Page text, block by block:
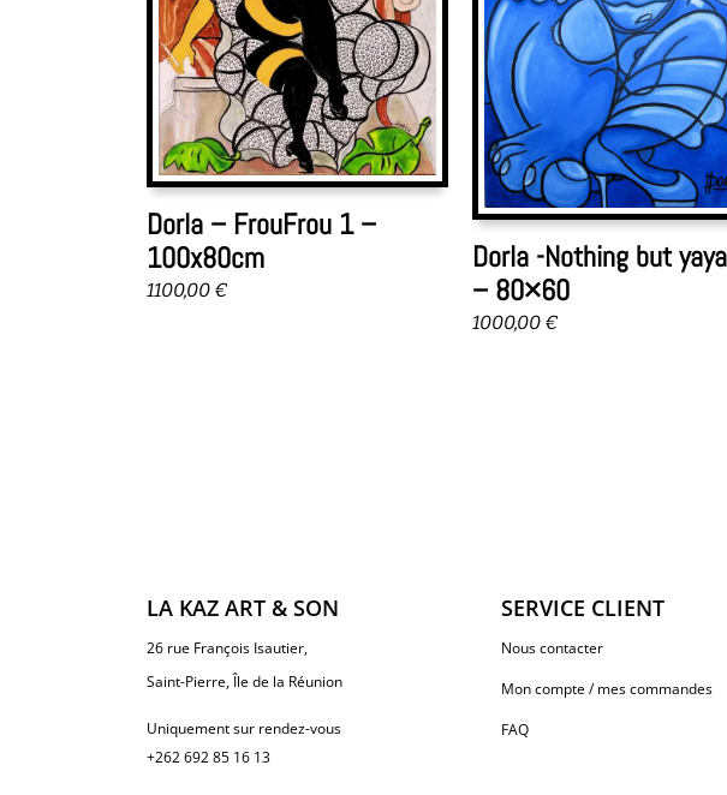
Dorla – FrouFrou 1 –
100x80cm
1100,00 €
Dorla -Nothing but
– 80×60
1000,00 €
LA KAZ ART & SON
26 rue François Isautier,
Saint-Pierre, Île de la Réunion
Uniquement sur rendez-vous
+262 692 85 16 13
SERVICE CLIENT
Nous contacter
Mon compte / mes commandes
FAQ